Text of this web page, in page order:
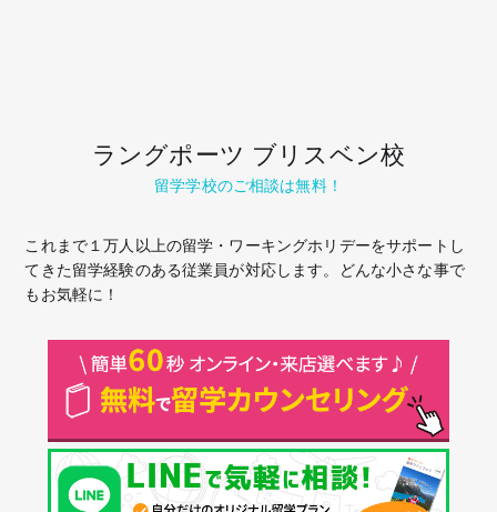
ラングポーツ ブリスベン校
留学学校のご相談は無料！
これまで１万人以上の留学・ワーキングホリデーをサポートし
てきた留学経験のある従業員が対応します。どんな小さな事で
もお気軽に！